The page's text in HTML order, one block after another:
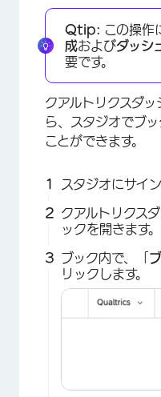
Qtip: この操作
成およびダッシ
要です。
クアルトリクスダ
ら、スタジオでブ
ことができます。
スタジオにサイ
クアルトリクス
ックを開きます。
ブック内で、「
リックします。